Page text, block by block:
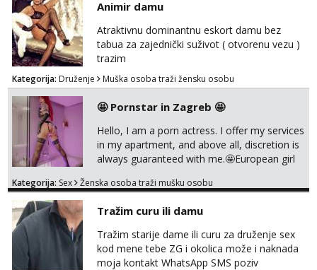
Animir damu
Atraktivnu dominantnu eskort damu bez
tabua za zajednički suživot ( otvorenu vezu )
trazim
Kategorija: Druženje Muška osoba traži žensku osobu
🤩 Pornstar in Zagreb 🤩
Hello, I am a porn actress. I offer my services
in my apartment, and above all, discretion is
always guaranteed with me.🤩European girl
sex,domination,and oral with condom cause
also my own health 😘 i dont do anal or
kissing
Kategorija: Sex Ženska osoba traži mušku osobu
Tražim curu ili damu
Tražim starije dame ili curu za druženje sex
kod mene tebe ZG i okolica može i naknada
moja kontakt WhatsApp SMS poziv